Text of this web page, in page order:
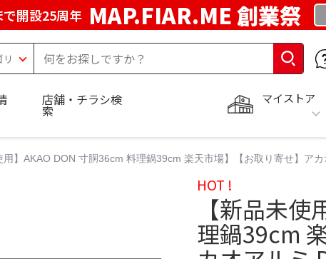
で開設25周年 MAP.FIAR.ME 創業祭
マイストア
店舗・チラシ検
索
用】AKAO DON 寸胴36cm 料理鍋39cm 楽天市場】【お取り寄せ】ア
HOT !
【新品未
理鍋39cm